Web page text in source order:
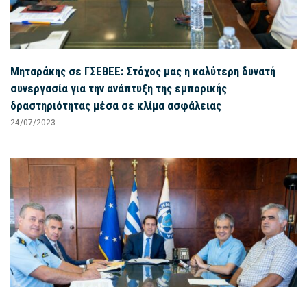
Μηταράκης σε ΓΣΕΒΕΕ: Στόχος μας η καλύτερη δυνατή
συνεργασία για την ανάπτυξη της εμπορικής
δραστηριότητας μέσα σε κλίμα ασφάλειας
24/07/2023